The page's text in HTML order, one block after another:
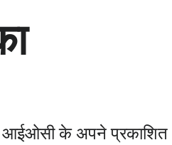
आईओसी के अपने प्रकाशित